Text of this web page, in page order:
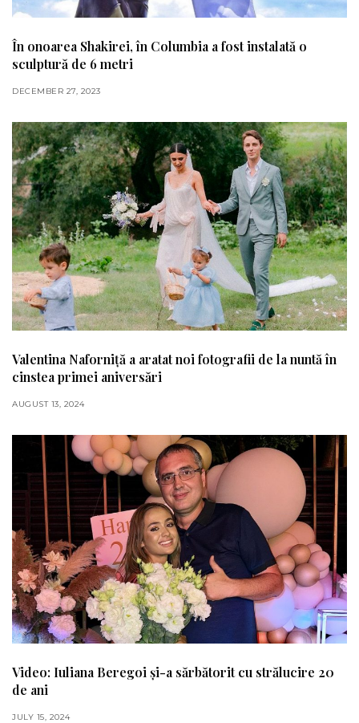
În onoarea Shakirei, în Columbia a fost instalată o
sculptură de 6 metri
DECEMBER 27, 2023
Valentina Naforniță a aratat noi fotografii de la nuntă în
cinstea primei aniversări
AUGUST 13, 2024
Video: Iuliana Beregoi și-a sărbătorit cu strălucire 20
de ani
JULY 15, 2024